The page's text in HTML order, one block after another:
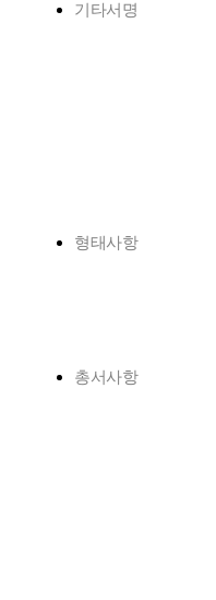
기타서명
형태사항
총서사항